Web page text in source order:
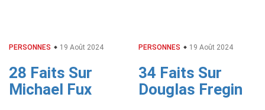
PERSONNES 19 Août 2024
28 Faits Sur
Michael Fux
PERSONNES 19 Août 2024
34 Faits Sur
Douglas Fregin